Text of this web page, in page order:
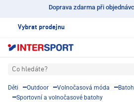
Doprava zdarma při
Vybrat prodejnu
Co hledáte?
Děti Outdoor Volnočasová móda
Sportovní a volnočasové batohy